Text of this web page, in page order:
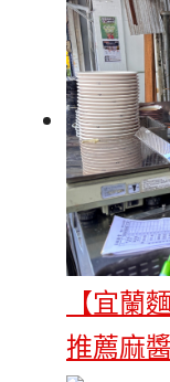
【宜蘭
推薦麻